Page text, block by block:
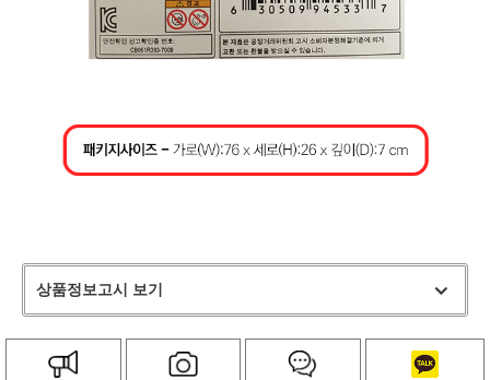
상품정보고시 보기